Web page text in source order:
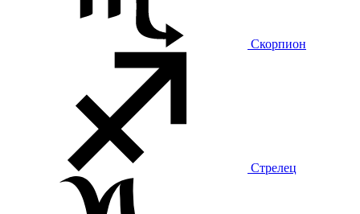
Скорпион
Стрелец